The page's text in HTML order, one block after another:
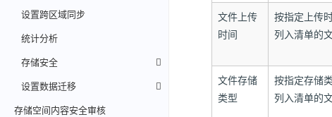
设置跨区域同步
统计分析
存储安全
设置数据迁移
存储空间内容安全审核
文件上传
时间
按指定上传
列入清单的
文件存储
类型
按指定存储
列入清单的